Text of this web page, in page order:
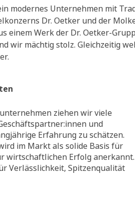
modernes Unternehmen mit
Dr. Oetker und der
einem Werk der Dr. Oetker-
wir mächtig stolz. Gleichzeitig
ziehen wir viele
und
Erfahrung zu schätzen.
im Markt als solide Basis für
wirtschaftlichen Erfolg anerkannt.
Verlässlichkeit, Spitzenqualität